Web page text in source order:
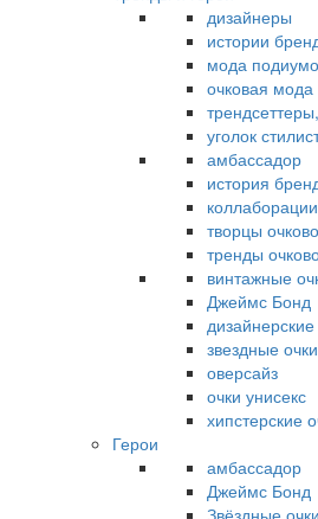
дизайнеры
истории
мода
очковая мода
уголок
амбассадор
история
коллаборации
творцы
тренды
винтажные
Джеймс Бонд
дизайнерские
звездные очки
оверсайз
очки унисекс
хипстерские
Герои
амбассадор
Джеймс Бонд